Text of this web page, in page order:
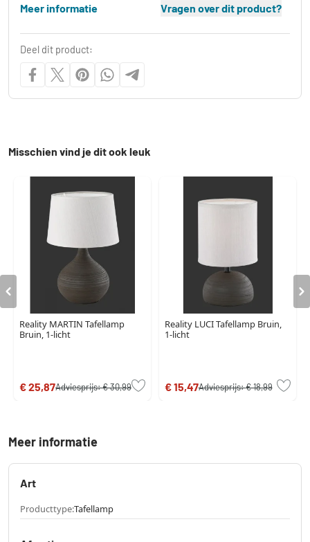
Meer informatie Vragen over dit product?
Deel dit product:
Misschien vind je dit ook leuk
Reality MARTIN Tafellamp
Bruin, 1-licht
€ 25,87Adviesprijs:€ 30,99
Reality LUCI Tafellamp Bruin,
1-licht
€ 15,47Adviesprijs:€ 18,99
Meer informatie
Art
Producttype:Tafellamp